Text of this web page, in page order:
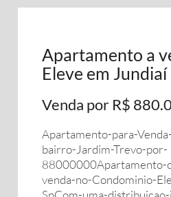
Apartamento a
Eleve em Jundiaí
Venda por R$
Apartamento-para-
bairro-Jardim-Trevo-por-
88000000Apartamento-
venda-no-Condominio-